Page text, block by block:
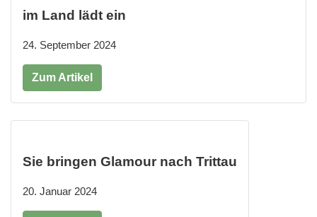
im Land lädt ein
24. September 2024
Zum Artikel
Sie bringen Glamour nach Trittau
20. Januar 2024